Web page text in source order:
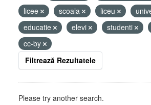
licee
scoala liceu
educatie
elevi studenti
cc-by
Filtrează Rezultatele
Please try another search.